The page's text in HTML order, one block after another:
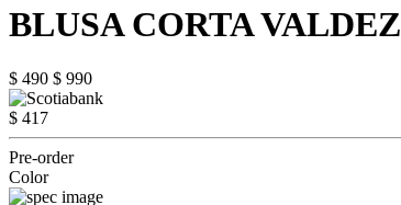
BLUSA CORTA VALDEZ
$ 490 $ 990
$ 417
Pre-order
Color